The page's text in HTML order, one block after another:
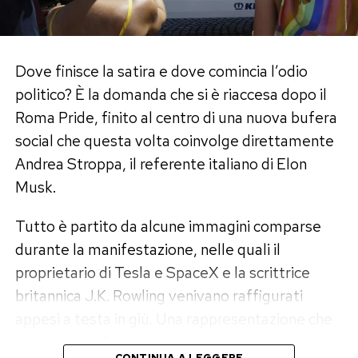
gigantesco party pubblico e completamente
gratuito all’aperto, dove si ballerà fino a tarda
Un Pride per tutti: mappa
dell’accessibilità e zone “relax”
Gli organizzatori hanno pensato davvero a tutto,
rendendo la manifestazione una delle più
inclusive di sempre anche dal punto di vista
logistico. Per chi vuole godersi la sfilata senza
stress, sul sito ufficiale è disponibile una
speciale mappa dell’accessibilità (scaricabile
anche in formato PDF).
d’ombra per sfuggire alla calura estiva, i punti di
Dove finisce la satira e dove comincia l’odio
politico? È la domanda che si è riaccesa dopo il
Roma Pride, finito al centro di una nuova bufera
social che questa volta coinvolge direttamente
Andrea Stroppa, il referente italiano di Elon
Musk.
Tutto è partito da alcune immagini comparse
durante la manifestazione, nelle quali il
proprietario di Tesla e SpaceX e la scrittrice
britannica J.K. Rowling venivano raffigurati
ha indignato Stroppa, da anni molto vicino al